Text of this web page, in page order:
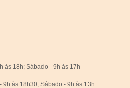
às 18h; Sábado - 9h às 17h
9h às 18h30; Sábado - 9h às 13h